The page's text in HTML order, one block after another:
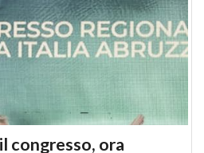
congresso, ora